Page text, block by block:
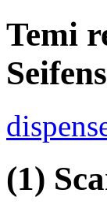
Temi
(1)